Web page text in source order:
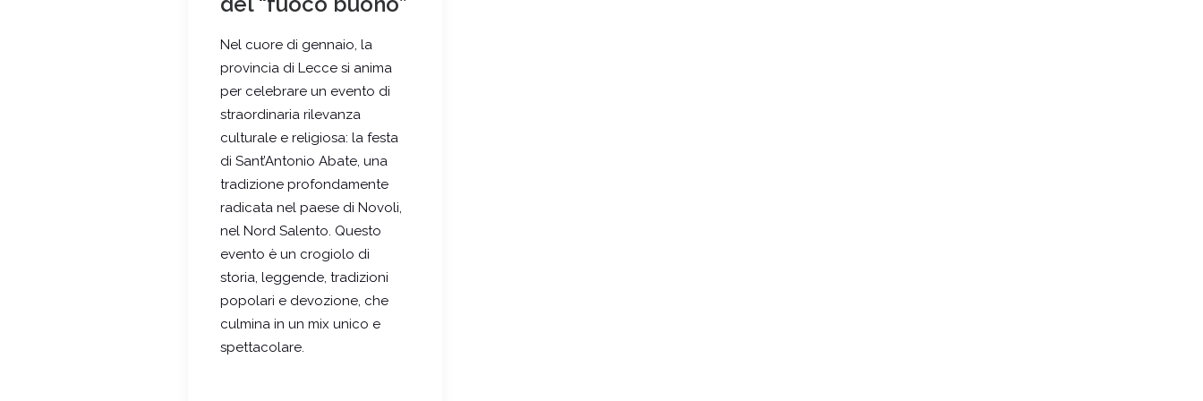
Nel cuore di gennaio, la
provincia di Lecce si anima
per celebrare un evento di
straordinaria rilevanza
culturale e religiosa: la festa
di Sant’Antonio Abate, una
tradizione profondamente
radicata nel paese di Novoli,
nel Nord Salento. Questo
evento è un crogiolo di
storia, leggende, tradizioni
popolari e devozione, che
culmina in un mix unico e
spettacolare.